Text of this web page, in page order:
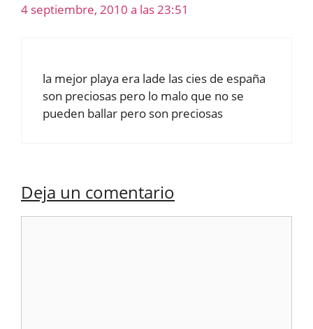
4 septiembre, 2010 a las 23:51
la mejor playa era lade las cies de españa
son preciosas pero lo malo que no se
pueden ballar pero son preciosas
Deja un comentario